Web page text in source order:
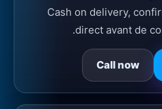
Cash on delivery,
direct avant de
Call now